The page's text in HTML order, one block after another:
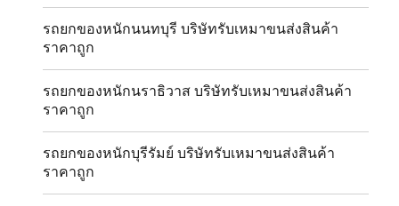
รถยกของหนักนนทบุรี บริษัทรับเหมาขนส่งสินค้า
ราคาถูก
รถยกของหนักนราธิวาส บริษัทรับเหมาขนส่งสินค้า
ราคาถูก
รถยกของหนักบุรีรัมย์ บริษัทรับเหมาขนส่งสินค้า
ราคาถูก